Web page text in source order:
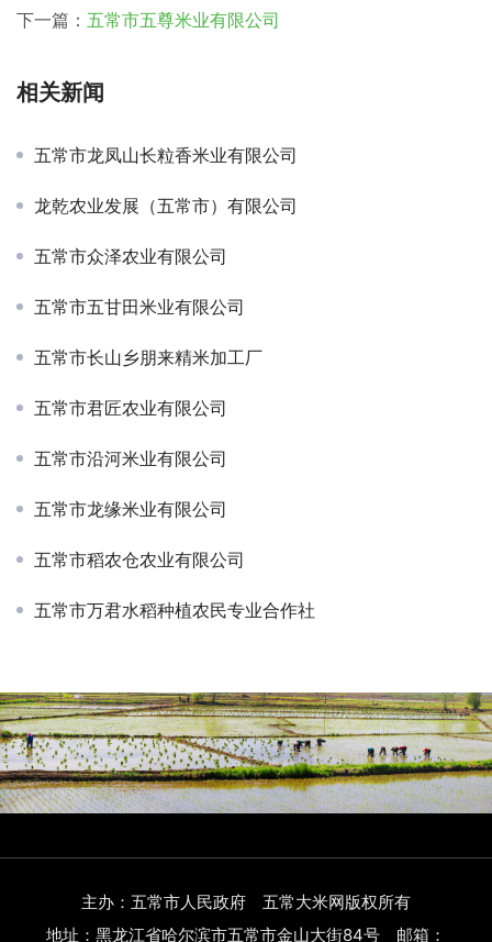
下一篇： 五常市五尊米业有限公司
相关新闻
五常市龙凤山长粒香米业有限公司
龙乾农业发展（五常市）有限公司
五常市众泽农业有限公司
五常市五甘田米业有限公司
五常市长山乡朋来精米加工厂
五常市君匠农业有限公司
五常市沿河米业有限公司
五常市龙缘米业有限公司
五常市稻农仓农业有限公司
五常市万君水稻种植农民专业合作社
主办：五常市人民政府 五常大米网版权所有
地址：黑龙江省哈尔滨市五常市金山大街84号 邮箱：